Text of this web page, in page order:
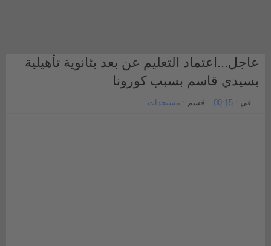
عاجل...اعتماد التعليم عن بعد بثانوية تأهيلية
بسيدي قاسم بسبب كورونا
في : 00:15 قسم : مستجدات